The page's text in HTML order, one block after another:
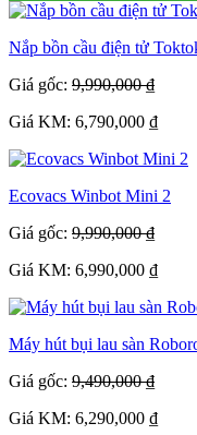
Nắp bồn cầu điện tử
Giá gốc: 9,990,000 ₫
Giá KM: 6,790,000 ₫
Ecovacs Winbot Mini 2
Giá gốc: 9,990,000 ₫
Giá KM: 6,990,000 ₫
Máy hút bụi lau sàn
Giá gốc: 9,490,000 ₫
Giá KM: 6,290,000 ₫